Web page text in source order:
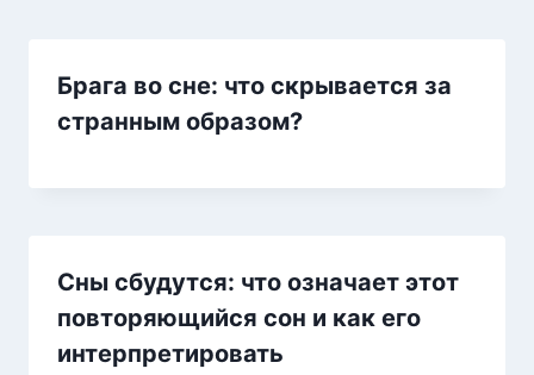
Брага во сне: что скрывается за
странным образом?
Сны сбудутся: что означает этот
повторяющийся сон и как его
интерпретировать